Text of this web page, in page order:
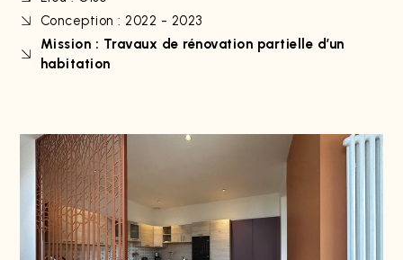
Conception : 2022 - 2023
Mission : Travaux de rénovation partielle d’un
habitation